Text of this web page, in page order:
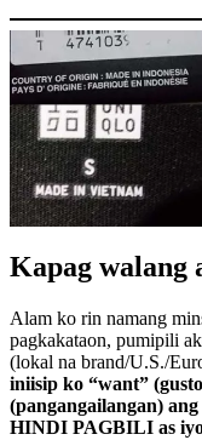
Kapag walang
Alam ko rin namang
pagkakataon, pumipili
(lokal na brand/U.S./
iniisip ko “want”
(pangangailangan)
HINDI PAGBILI as